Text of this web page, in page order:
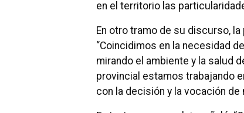
en el territorio las
En otro tramo de su discurso,
“Coincidimos en la necesidad
mirando el ambiente y la salud
provincial estamos trabajando
con la decisión y la vocación